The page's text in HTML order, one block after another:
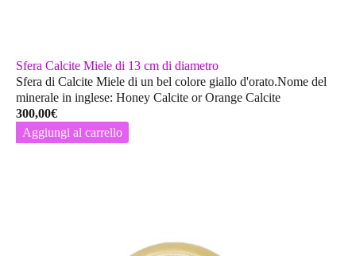
Sfera Calcite Miele di 13 cm di diametro
Sfera di Calcite Miele di un bel colore giallo d'orato.Nome del
minerale in inglese: Honey Calcite or Orange Calcite
300,00€
Aggiungi al carrello